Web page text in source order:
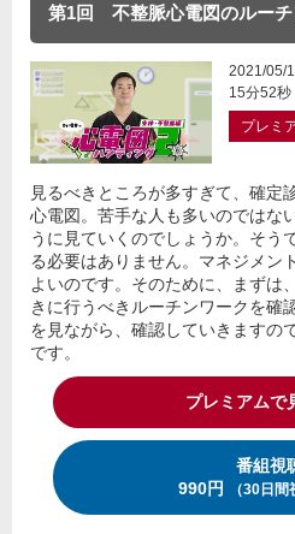
第1回 不整脈心電図のルーチ
2021/05/
15分52秒
プレミ
見るべきところが多すぎて、確定
心電図。苦手な人も多いのではな
うに見ていくのでしょうか。そう
る必要はありません。マネジメン
よいのです。そのために、まずは
きに行うべきルーチンワークを確
を見ながら、確認していきますの
です。
プレミアムで
番組視
990円
（30日間